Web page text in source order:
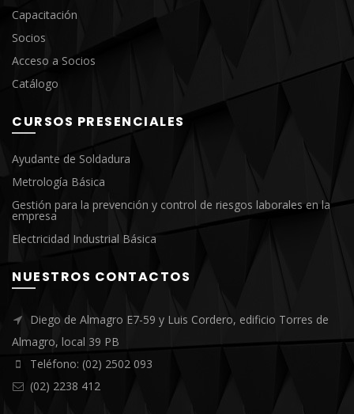
Capacitación
Socios
Acceso a Socios
Catálogo
CURSOS PRESENCIALES
Ayudante de Soldadura
Metrología Básica
Gestión para la prevención y control de riesgos laborales en la
empresa
Electricidad Industrial Básica
NUESTROS CONTACTOS
Diego de Almagro E7-59 y Luis Cordero, edificio Torres de
Almagro, local 39 PB
Teléfono: (02) 2502 093
(02) 2238 412